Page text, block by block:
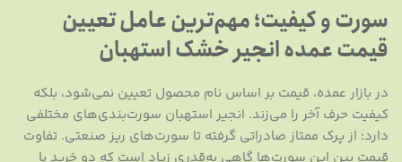
سورت و کیفیت؛ مهم‌ترین عامل تعیین
قیمت عمده انجیر خشک استهبان
در بازار عمده، قیمت بر اساس نام محصول تعیین نمی‌شود، بلکه
کیفیت حرف آخر را می‌زند. انجیر استهبان سورت‌بندی‌های مختلفی
دارد؛ از پرک ممتاز صادراتی گرفته تا سورت‌های ریز صنعتی. تفاوت